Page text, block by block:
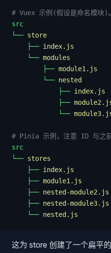
# Vuex 示例(假设是命名模块)。
src
└── store
    ├──
index.js
    └──
modules
        ├──
module1.js
        └──
nested
            ├──
index.js
            ├──
            └──
# Pinia 示例，注意 ID 与之前
src
└── stores
    ├──
index.js
    ├──
module1.js
    ├──
nested-module2.js
    ├──
nested-module3.js
    └──
nested.js
这为 store 创建了一个扁平